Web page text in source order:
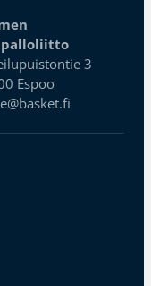
3
Espoo